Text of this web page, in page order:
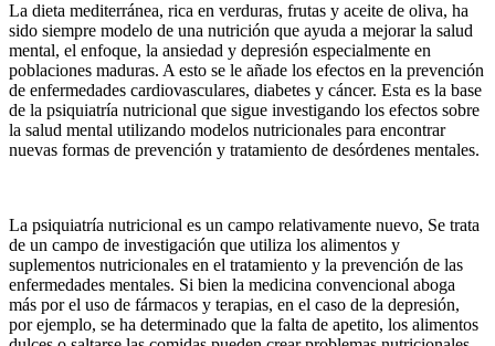
La dieta mediterránea, rica en verduras, frutas y aceite de oliva, ha
sido siempre modelo de una nutrición que ayuda a mejorar la salud
mental, el enfoque, la ansiedad y depresión especialmente en
poblaciones maduras. A esto se le añade los efectos en la prevención
de enfermedades cardiovasculares, diabetes y cáncer. Esta es la base
de la psiquiatría nutricional que sigue investigando los efectos sobre
la salud mental utilizando modelos nutricionales para encontrar
nuevas formas de prevención y tratamiento de desórdenes mentales.
La psiquiatría nutricional es un campo relativamente nuevo, Se trata
de un campo de investigación que utiliza los alimentos y
suplementos nutricionales en el tratamiento y la prevención de las
enfermedades mentales. Si bien la medicina convencional aboga
más por el uso de fármacos y terapias, en el caso de la depresión,
por ejemplo, se ha determinado que la falta de apetito, los alimentos